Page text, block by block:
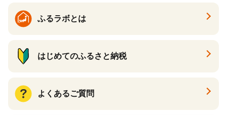
ふるラボとは
はじめてのふるさと納税
よくあるご質問